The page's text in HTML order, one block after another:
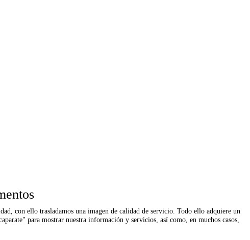
con ello trasladamos una imagen de calidad de servicio. Todo ello adquiere un
para mostrar nuestra información y servicios, así como, en muchos casos,